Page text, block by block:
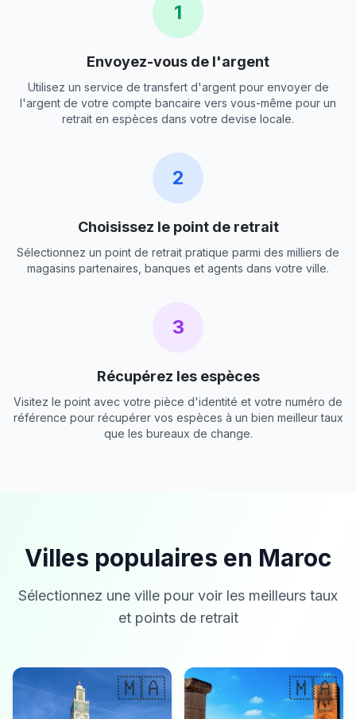
1
Envoyez-vous de l'argent
Utilisez un service de transfert d'argent pour envoyer de
l'argent de votre compte bancaire vers vous-même pour un
retrait en espèces dans votre devise locale.
2
Choisissez le point de retrait
Sélectionnez un point de retrait pratique parmi des milliers de
magasins partenaires, banques et agents dans votre ville.
3
Récupérez les espèces
Visitez le point avec votre pièce d'identité et votre numéro de
référence pour récupérer vos espèces à un bien meilleur taux
que les bureaux de change.
Villes populaires en Maroc
Sélectionnez une ville pour voir les meilleurs taux
et points de retrait
🇲🇦 🇲🇦